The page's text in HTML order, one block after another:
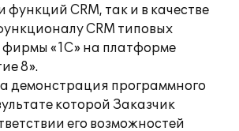
CRM, так и в качестве
CRM типовых
«1С» на платформе
8».
демонстрация программного
которой Заказчик
его возможностей